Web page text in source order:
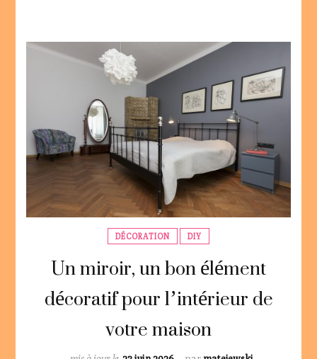
DÉCORATION DIY
Un miroir, un bon élément
décoratif pour l’intérieur de
votre maison